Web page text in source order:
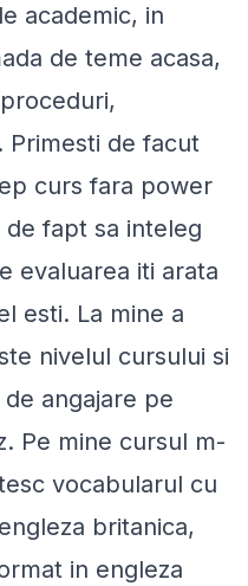
academic, in
de teme acasa,
Primesti de facut
curs fara power
fapt sa inteleg
evaluarea iti arata
esti. La mine a
nivelul cursului si
angajare pe
Pe mine cursul m-
vocabularul cu
britanica,
in engleza